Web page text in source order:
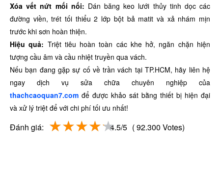
Xóa vết nứt mối nối: Dán băng keo lưới thủy tinh dọc các
đường viền, trét tối thiểu 2 lớp bột bả matit và xả nhám mịn
trước khi sơn hoàn thiện.
Hiệu quả: Triệt tiêu hoàn toàn các khe hở, ngăn chặn hiện
tượng cầu âm và cầu nhiệt truyền qua vách.
Nếu bạn đang gặp sự cố về trần vách tại TP.HCM, hãy liên hệ
ngay dịch vụ sửa chữa chuyên nghiệp của
thachcaoquan7.com để được khảo sát bằng thiết bị hiện đại
và xử lý triệt để với chi phí tối ưu nhất!
Đánh giá: 4.5/5 ( 92.300 Votes)